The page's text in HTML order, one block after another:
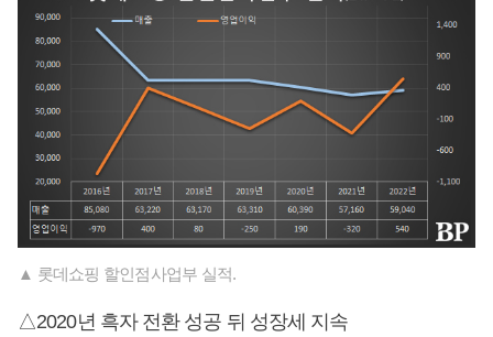
▲ 롯데쇼핑 할인점사업부 실적.
△2020년 흑자 전환 성공 뒤 성장세 지속